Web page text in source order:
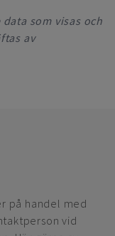
som visas och
av
på handel med
vid